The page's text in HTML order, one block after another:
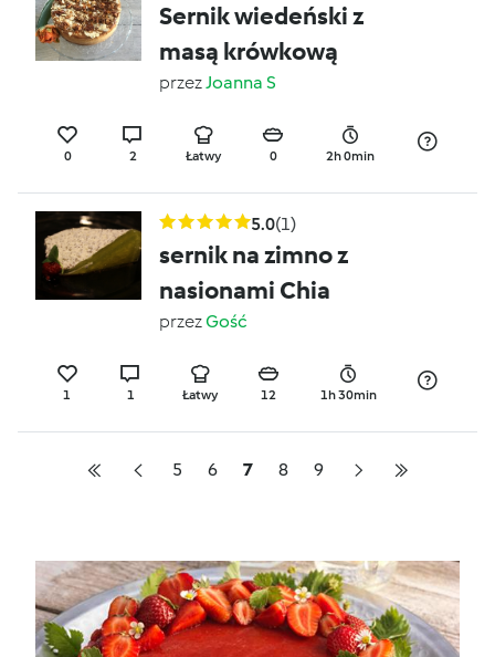
Sernik wiedeński z
masą krówkową
przezJoanna S
0 2 Łatwy 0 2h 0min
5.0(1)
sernik na zimno z
nasionami Chia
przezGość
1 1 Łatwy 12 1h 30min
5 6 7 8 9